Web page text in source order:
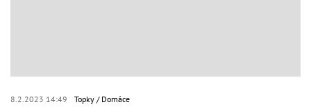
8.2.2023 14:49 Topky Domáce